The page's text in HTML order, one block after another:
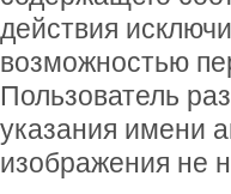
действия
возможностью
Пользователь
указания имени
изображения не